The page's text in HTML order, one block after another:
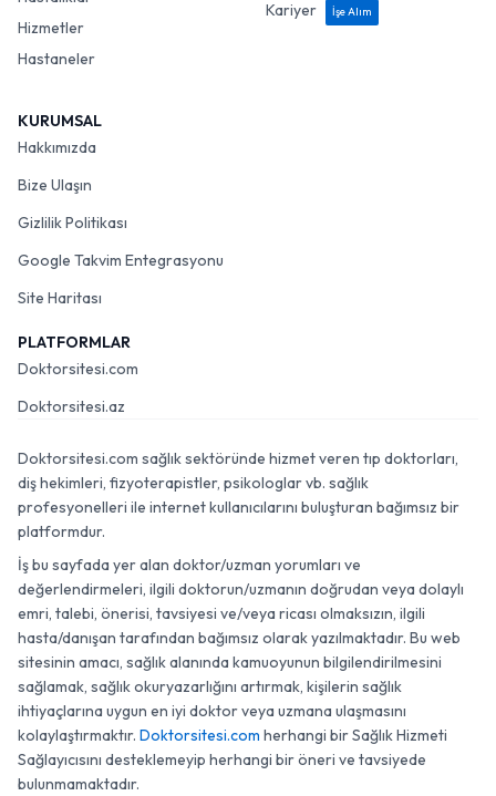
Hizmetler
Hastaneler
Kariyer
İşe Alım
KURUMSAL
Hakkımızda
Bize Ulaşın
Gizlilik Politikası
Google Takvim Entegrasyonu
Site Haritası
PLATFORMLAR
Doktorsitesi.com
Doktorsitesi.az
Doktorsitesi.com sağlık sektöründe hizmet veren tıp doktorları,
diş hekimleri, fizyoterapistler, psikologlar vb. sağlık
profesyonelleri ile internet kullanıcılarını buluşturan bağımsız bir
platformdur.
İş bu sayfada yer alan doktor/uzman yorumları ve
değerlendirmeleri, ilgili doktorun/uzmanın doğrudan veya dolaylı
emri, talebi, önerisi, tavsiyesi ve/veya ricası olmaksızın, ilgili
hasta/danışan tarafından bağımsız olarak yazılmaktadır. Bu web
sitesinin amacı, sağlık alanında kamuoyunun bilgilendirilmesini
sağlamak, sağlık okuryazarlığını artırmak, kişilerin sağlık
ihtiyaçlarına uygun en iyi doktor veya uzmana ulaşmasını
kolaylaştırmaktır. Doktorsitesi.com herhangi bir Sağlık Hizmeti
Sağlayıcısını desteklemeyip herhangi bir öneri ve tavsiyede
bulunmamaktadır.